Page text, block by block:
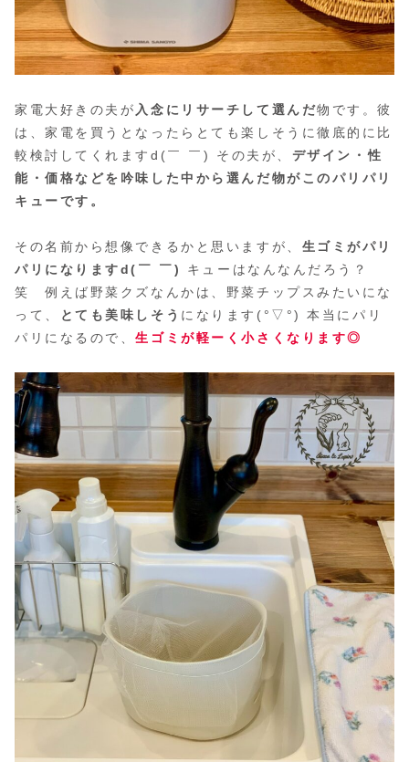
家電大好きの夫が 入念にリサーチして選んだ物です。彼
は、家電を買うとなったらとても楽しそうに徹底的に比
較検討してくれますd(￣ ￣) その夫が、 デザイン・性
能・価格などを吟味した中から選んだ物がこのパリパリ
キューです。
その名前から想像できるかと思いますが、 生ゴミがパリ
パリになりますd(￣ ￣)
キューはなんなんだろう？
笑 例えば野菜クズなんかは、野菜チップスみたいにな
って、
とても美味しそう になります(°▽°) 本当にパリ
パリになるので、生ゴミが軽ーく小さくなります◎